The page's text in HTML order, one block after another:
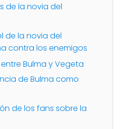
de la novia del
de la novia del
contra los enemigos
Bulma y Vegeta
de Bulma como
de los fans sobre la